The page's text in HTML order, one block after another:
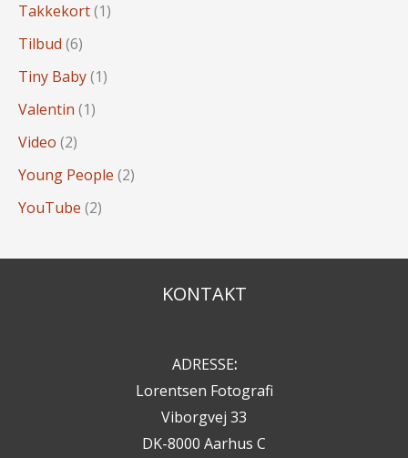
Takkekort(1)
Tilbud (6)
Tiny Baby(1)
Valentin (1)
Video (2)
Young People (2)
YouTube (2)
KONTAKT
ADRESSE:
Lorentsen Fotografi
Viborgvej 33
DK-8000 Aarhus C